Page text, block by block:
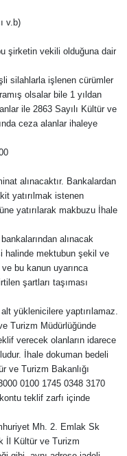
v.b)
şirketin vekili olduğuna dair
silahlarla işlenen cürümler
olsalar bile 1 yıldan
ile 2863 Sayılı Kültür ve
ceza alanlar ihaleye
alınacaktır. Bankalardan
yatırılmak istenen
yatırılarak makbuzu İhale
alınacak
halinde mektubun şekil ve
bu kanun uyarınca
şartları taşıması
yüklenicilere yaptırılamaz.
Turizm Müdürlüğünde
verecek olanların idarece
İhale dokuman bedeli
ve Turizm Bakanlığı
0100 1745 0348 3170
teklif zarfı içinde
Mh. 2. Emlak Sk
İl Kültür ve Turizm